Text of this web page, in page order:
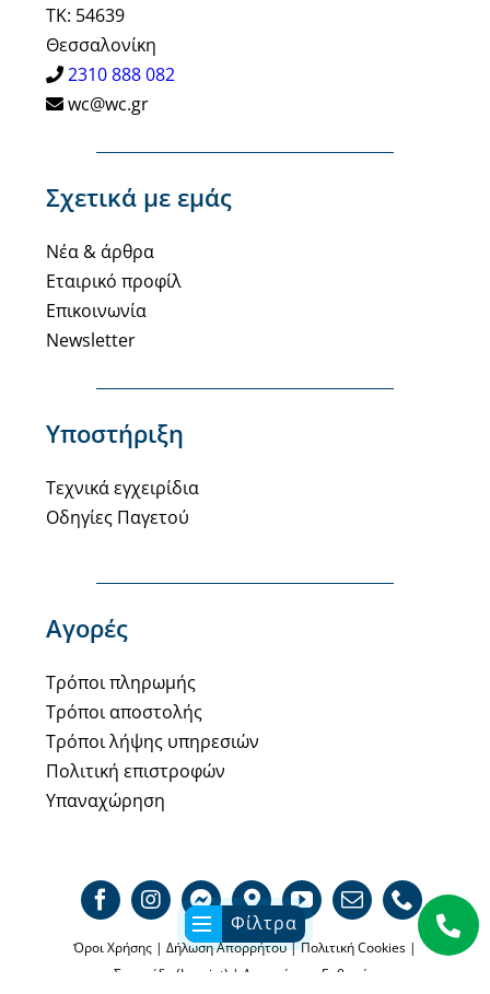
Φίλτρα
ΤΚ: 54639
Θεσσαλονίκη
2310 888 082
wc@wc.gr
Σχετικά με εμάς
Νέα & άρθρα
Εταιρικό προφίλ
Επικοινωνία
Newsletter
Υποστήριξη
Τεχνικά εγχειρίδια
Οδηγίες Παγετού
Αγορές
Τρόποι πληρωμής
Τρόποι αποστολής
Τρόποι λήψης υπηρεσιών
Πολιτική επιστροφών
Υπαναχώρηση
Όροι Χρήσης | Δήλωση Απορρήτου|Πολιτική Cookies |
Σφραγίδα (Imprint) | Αποποίησης Ευθυνών